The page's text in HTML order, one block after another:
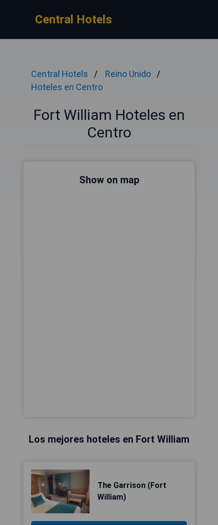
Central Hotels
Central Hotels
Reino Unido
Hoteles en Centro
Fort William Hoteles en
Centro
Show on map
Los mejores hoteles en Fort William
The Garrison (Fort
William)